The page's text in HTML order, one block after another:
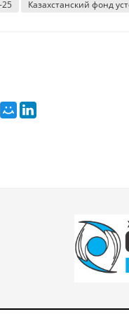
Казахстанский фонд
указывают на вероятное
переводы будут